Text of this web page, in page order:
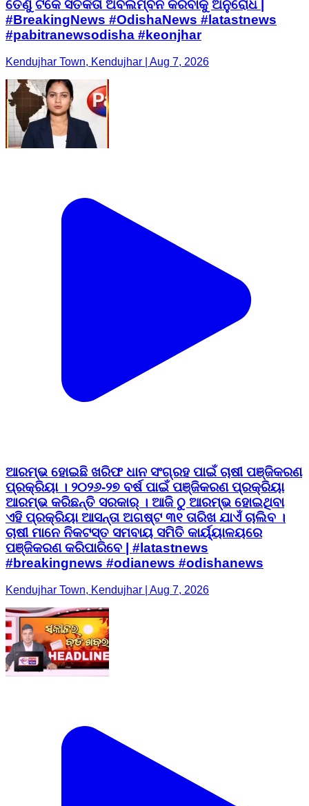
ତେଣୁ ଟିକେ ସତର୍କତା ଅବଲମ୍ବନ କରିବାକୁ ଅନୁରୋଧ |
#BreakingNews #OdishaNews #latastnews
#pabitranewsodisha #keonjhar
Kendujhar Town, Kendujhar | Aug 7, 2026
ଆରମ୍ଭ ହୋଇଛି ଖରିଫ ଧାନ ସଂଗ୍ରହ ପାଇଁ ଚାଷୀ ପଞ୍ଜିକରଣ
ପ୍ରକ୍ରିୟା । ୨୦୨୬-୨୭ ବର୍ଷ ପାଇଁ ପଞ୍ଜିକରଣ ପ୍ରକ୍ରିୟା
ଆରମ୍ଭ କରିଛନ୍ତି ସରକାର୍ । ଆଜି ଠୁ ଆରମ୍ଭ ହୋଇଥିବା
ଏହି ପ୍ରକ୍ରିୟା ଆସନ୍ତା ଅଗଷ୍ଟ ୩୧ ତାରିଖ ଯାଏଁ ଚାଲିବ ।
ଚାଷୀ ମାନେ ନିକଟସ୍ତ ସମବାୟ ସମିତି କାର୍ୟ୍ୟାଳୟରେ
ପଞ୍ଜିକରଣ କରିପାରିବେ | #latastnews
#breakingnews #odianews #odishanews
Kendujhar Town, Kendujhar | Aug 7, 2026